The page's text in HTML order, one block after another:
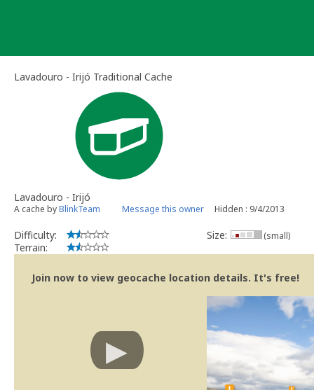
Lavadouro - Irijó Traditional Cache
Lavadouro - Irijó
A cache byBlinkTeam Message this owner Hidden : 9/4/2013
Difficulty:
Terrain:
Size: (small)
Join now to view geocache location details. It's free!